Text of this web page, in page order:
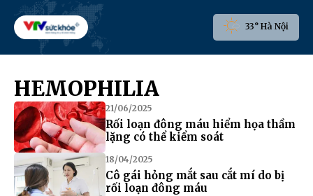
33° Hà Nội
HEMOPHILIA
21/06/2025
Rối loạn đông máu hiểm họa thầm
lặng có thể kiểm soát
18/04/2025
Cô gái hỏng mắt sau cắt mí do bị
rối loạn đông máu